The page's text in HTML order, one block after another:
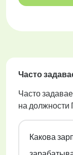
Часто
Часто
на должности
Какова